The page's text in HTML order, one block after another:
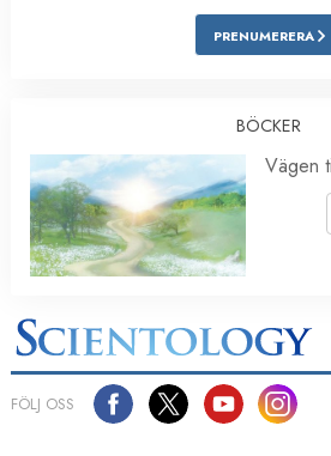
PRENUMERERA
BÖCKER
Vägen
FÖLJ OSS